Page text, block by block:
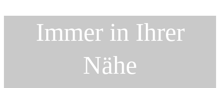
Immer in Ihrer
Nähe